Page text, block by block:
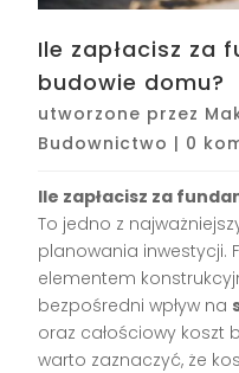
Ile zapłacisz za
budowie domu?
utworzone przez
Budownictwo | 0
Ile zapłacisz za
To jedno z
planowania inwestycji.
elementem
bezpośredni wpływ na
oraz całościowy koszt
warto zaznaczyć, że